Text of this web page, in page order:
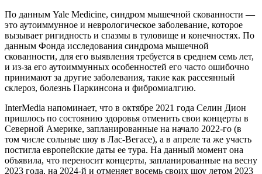
По данным Yale Medicine, синдром мышечной скованности —
это аутоиммунное и неврологическое заболевание, которое
вызывает ригидность и спазмы в туловище и конечностях. По
данным Фонда исследования синдрома мышечной
скованности, для его выявления требуется в среднем семь лет,
и из-за его аутоиммунных особенностей его часто ошибочно
принимают за другие заболевания, такие как рассеянный
склероз, болезнь Паркинсона и фибромиалгию.
InterMedia напоминает, что в октябре 2021 года Селин Дион
пришлось по состоянию здоровья отменить свои концерты в
Северной Америке, запланированные на начало 2022-го (в
том числе сольные шоу в Лас-Вегасе), а в апреле та же участь
постигла европейские даты ее тура. На данный момент она
объявила, что переносит концерты, запланированные на весну
2023 года, на 2024-й и отменяет восемь своих шоу летом 2023